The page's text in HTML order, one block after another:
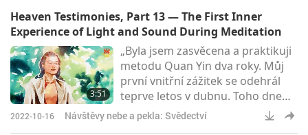
didn’t go get a vaccination but
focused on practicing spiritually
more diligently. During a group
meditation in the beginning of
June 2021, in Samadhi God let me
see the
Heaven Testimonies, Part 13 — The First Inner
Experience of Light and Sound During Meditation
3:51
„Byla jsem zasvěcena a praktikuji
metodu Quan Yin dva roky. Můj
první vnitřní zážitek se odehrál
teprve letos v dubnu. Toho dne
jsem vstala z postele ve tři ráno k
obvyklé meditaci. Když jsem se
2022-10-16 Návštěvy nebe a pekla: Svědectví